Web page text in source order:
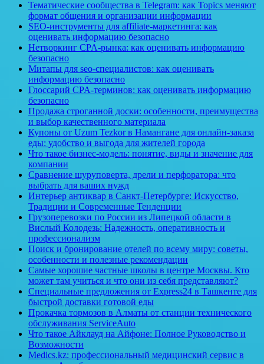
Тематические сообщества в Telegram: как Topics меняют
формат общения и организации информации
SEO-инструменты для affiliate-маркетинга: как
оценивать информацию безопасно
Нетворкинг CPA-рынка: как оценивать информацию
безопасно
Митапы для seo-специалистов: как оценивать
информацию безопасно
Глоссарий CPA-терминов: как оценивать информацию
безопасно
Продажа строганной доски: особенности, преимущества
и выбор качественного материала
Купоны от Uzum Tezkor в Намангане для онлайн-заказа
еды: удобство и выгода для жителей города
Что такое бизнес-модель: понятие, виды и значение для
компании
Сравнение шуруповерта, дрели и перфоратора: что
выбрать для ваших нужд
Интерьер антиквар в Санкт-Петербурге: Искусство,
Традиции и Современные Тенденции
Грузоперевозки по России из Липецкой области в
Вислый Колодезь: Надежность, оперативность и
профессионализм
Поиск и бронирование отелей по всему миру: советы,
особенности и полезные рекомендации
Самые хорошие частные школы в центре Москвы. Кто
может там учиться и что они из себя представляют?
Специальные предложения от Express24 в Ташкенте для
быстрой доставки готовой еды
Прокачка тормозов в Алматы от станции технического
обслуживания ServiceAuto
Что такое Айклауд на Айфоне: Полное Руководство и
Возможности
Medics.kz: профессиональный медицинский сервис в